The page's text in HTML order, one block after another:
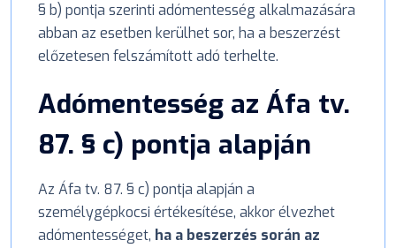
§ b) pontja szerinti adómentesség alkalmazására
abban az esetben kerülhet sor, ha a beszerzést
előzetesen felszámított adó terhelte.
Adómentesség az Áfa tv.
87. § c) pontja alapján
Az Áfa tv. 87. § c) pontja alapján a
személygépkocsi értékesítése, akkor élvezhet
adómentességet, ha a beszerzés során az